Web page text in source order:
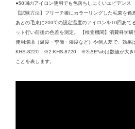
●50回のアイロン使用でも色落ちしにくいエビデンス
【試験方法】ブリーチ後にカラーリングした毛束を
あとの毛束に200℃の設定温度のアイロンを10回あて
ット行い前後の色差を測定。 【検査機関】消費科学
使用環境（温度・季節・湿度など）や個人差で、効
KHS-8220 ※2:KHS-8720 ※3:ΔE*abは数値が大き
ことを表します。